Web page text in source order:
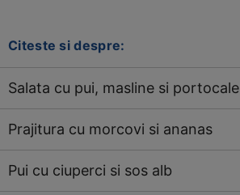
Citeste si despre:
Salata cu pui, masline si portocale
Prajitura cu morcovi si ananas
Pui cu ciuperci si sos alb